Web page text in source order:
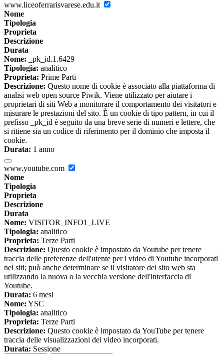
www.liceoferrarisvarese.edu.it
Nome
Tipologia
Proprieta
Descrizione
Durata
Nome: _pk_id.1.6429
Tipologia: analitico
Proprieta: Prime Parti
Descrizione: Questo nome di cookie è associato alla piattaforma di
analisi web open source Piwik. Viene utilizzato per aiutare i
proprietari di siti Web a monitorare il comportamento dei visitatori e
misurare le prestazioni del sito. È un cookie di tipo pattern, in cui il
prefisso _pk_id è seguito da una breve serie di numeri e lettere, che
si ritiene sia un codice di riferimento per il dominio che imposta il
cookie.
Durata: 1 anno
www.youtube.com
Nome
Tipologia
Proprieta
Descrizione
Durata
Nome: VISITOR_INFO1_LIVE
Tipologia: analitico
Proprieta: Terze Parti
Descrizione: Questo cookie è impostato da Youtube per tenere
traccia delle preferenze dell'utente per i video di Youtube incorporati
nei siti; può anche determinare se il visitatore del sito web sta
utilizzando la nuova o la vecchia versione dell'interfaccia di
Youtube.
Durata: 6 mesi
Nome: YSC
Tipologia: analitico
Proprieta: Terze Parti
Descrizione: Questo cookie è impostato da YouTube per tenere
traccia delle visualizzazioni dei video incorporati.
Durata: Sessione